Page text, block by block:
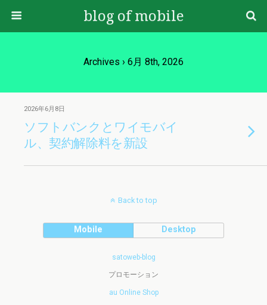
blog of mobile
Archives › 6月 8th, 2026
2026年6月8日
ソフトバンクとワイモバイ
ル、契約解除料を新設
Back to top
Mobile Desktop
satoweb-blog
プロモーション
au Online Shop